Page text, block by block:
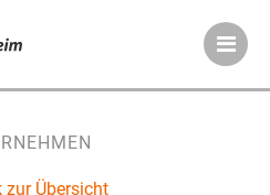
Meckenheimer
zur Übersicht